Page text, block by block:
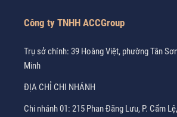
Công ty TNHH ACCGroup
Trụ sở chính: 39 Hoàng Việt, phường Tân
Minh
ĐỊA CHỈ CHI NHÁNH
Chi nhánh 01: 215 Phan Đăng Lưu, P. Cẩm